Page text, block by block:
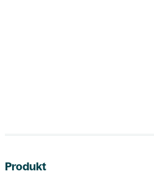
Produkt